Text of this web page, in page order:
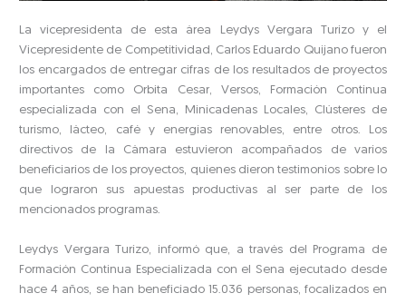
La vicepresidenta de esta área Leydys Vergara Turizo y el
Vicepresidente de Competitividad, Carlos Eduardo Quijano fueron
los encargados de entregar cifras de los resultados de proyectos
importantes como Orbita Cesar, Versos, Formación Continua
especializada con el Sena, Minicadenas Locales, Clústeres de
turismo, lácteo, café y energías renovables, entre otros. Los
directivos de la Cámara estuvieron acompañados de varios
beneficiarios de los proyectos, quienes dieron testimonios sobre lo
que lograron sus apuestas productivas al ser parte de los
mencionados programas.
Leydys Vergara Turizo, informó que, a través del Programa de
Formación Continua Especializada con el Sena ejecutado desde
hace 4 años, se han beneficiado 15.036 personas, focalizados en